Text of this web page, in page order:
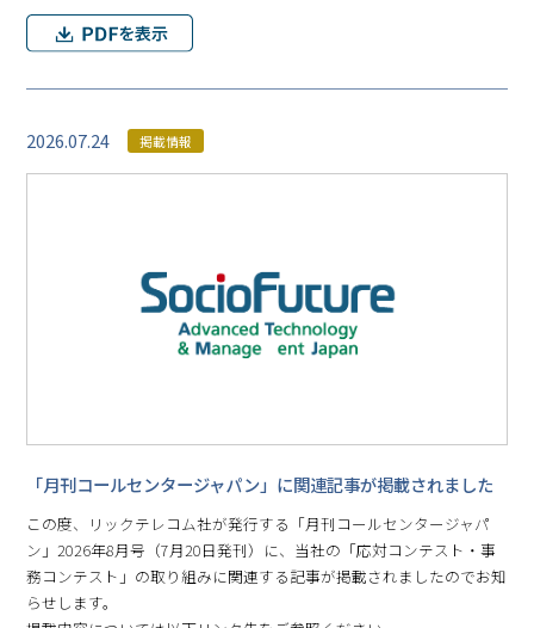
2026.07.24 掲載情報
「月刊コールセンタージャパン」に関連記事が掲載されました
この度、リックテレコム社が発行する「月刊コールセンタージャパ
ン」2026年8月号（7月20日発刊）に、当社の「応対コンテスト・事
務コンテスト」の取り組みに関連する記事が掲載されましたのでお知
らせします。